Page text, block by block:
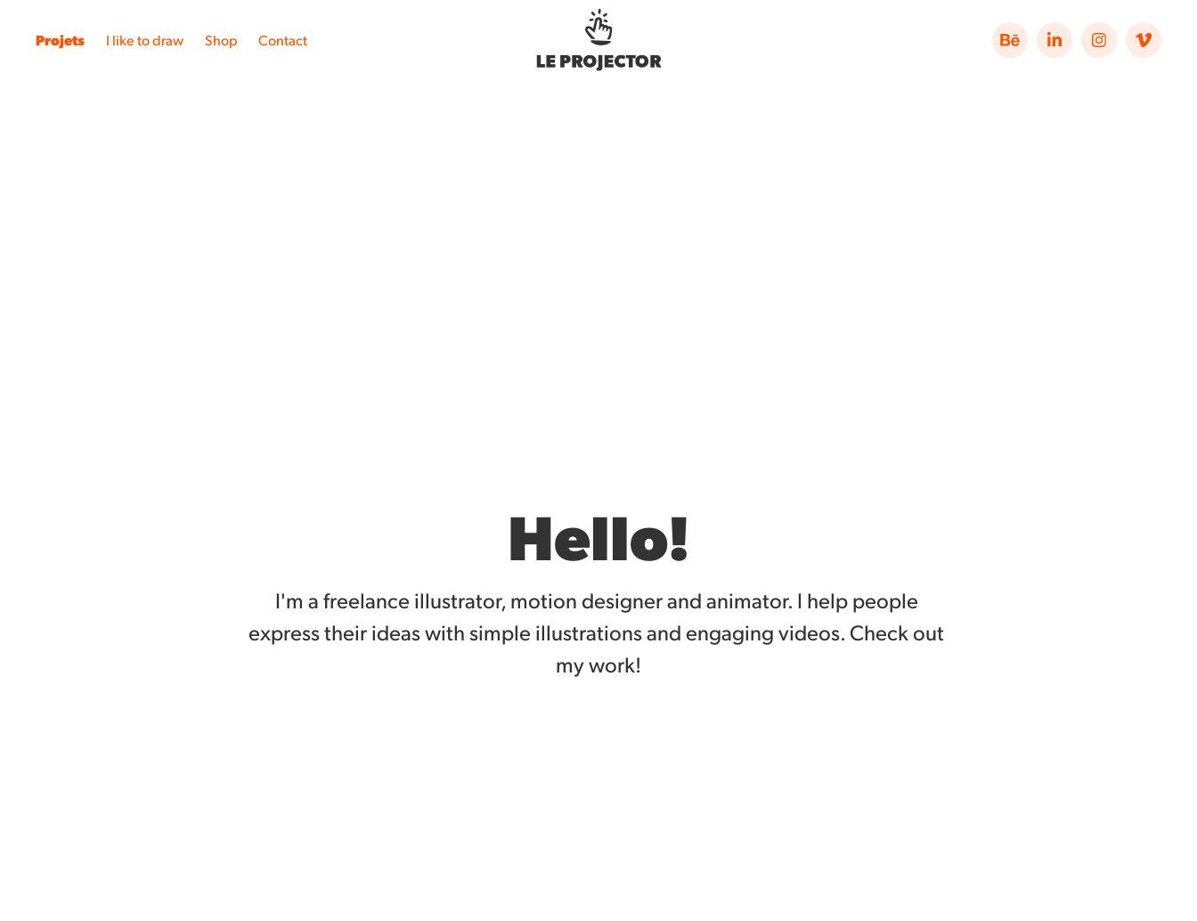
Projets I like to draw Shop Contact
Hello!
I'm a freelance illustrator, motion designer and animator. I help people
express their ideas with simple illustrations and engaging videos. Check out
my work!